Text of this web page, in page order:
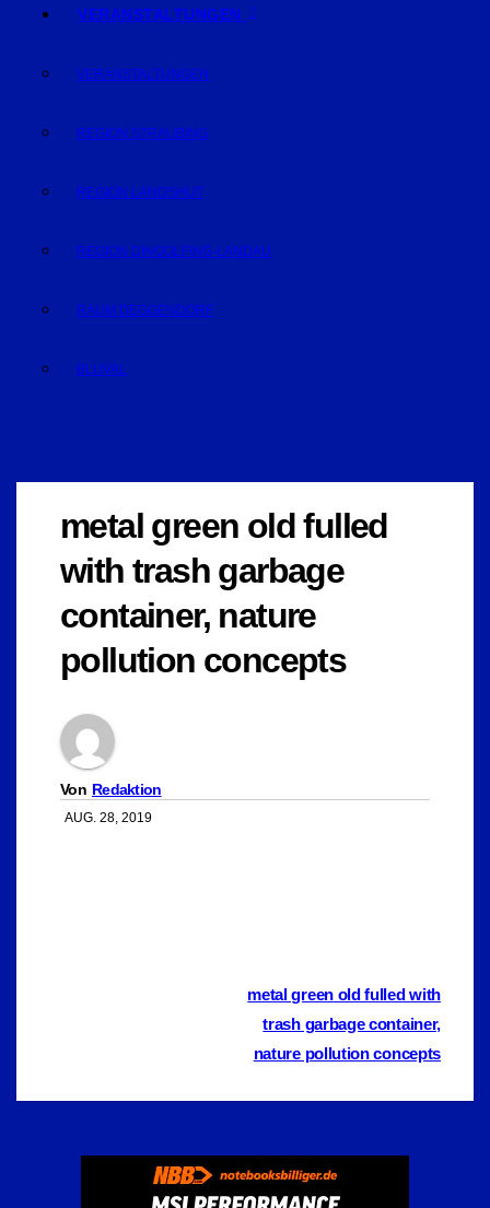
VERANSTALTUNGEN
VERANSTALTUNGEN
REGION STRAUBING
REGION LANDSHUT
REGION DINGOLFING-LANDAU
RAUM DEGGENDORF
BLUVAL
metal green old fulled
with trash garbage
container, nature
pollution concepts
Von Redaktion
AUG. 28, 2019
Beitragsnavigationmetal green old fulled with
trash garbage container,
nature pollution concepts